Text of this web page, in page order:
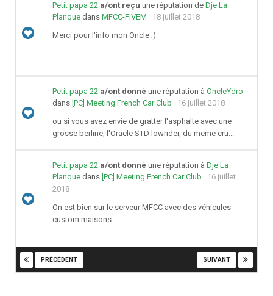
Petit papa 22 a/ont reçu une réputation de Dje La
Planque dans MFCC-FIVEM
18 juillet 2018
Merci pour l'info mon Oncle ;)
...
Petit papa 22 a/ont donné une réputation à OncleYdro
dans [PC] Meeting French Car Club
16 juillet 2018
ou si vous avez envie de gratter l'asphalte avec une
grosse berline, l'Oracle STD lowrider, du meme cru...
Petit papa 22 a/ont donné une réputation à Dje La
Planque dans [PC] Meeting French Car Club
16 juillet
2018
On est bien sur le serveur MFCC avec des véhicules
custom maisons.
...
PRÉCÉDENT SUIVANT